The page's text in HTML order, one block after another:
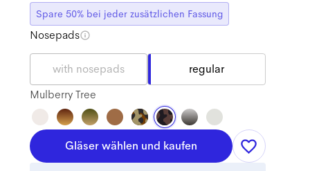
Spare 50% bei jeder zusätzlichen Fassung
Nosepads
with nosepads
regular
Mulberry Tree
Gläser wählen und kaufen